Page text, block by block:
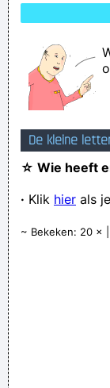
De kleine
☆ Wie heeft
· Klik hier als
~ Bekeken: 20 × |